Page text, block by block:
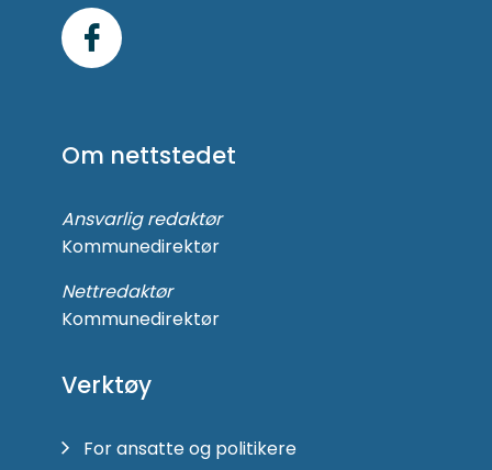
Facebook
Om nettstedet
Ansvarlig redaktør
Kommunedirektør
Nettredaktør
Kommunedirektør
Verktøy
For ansatte og politikere